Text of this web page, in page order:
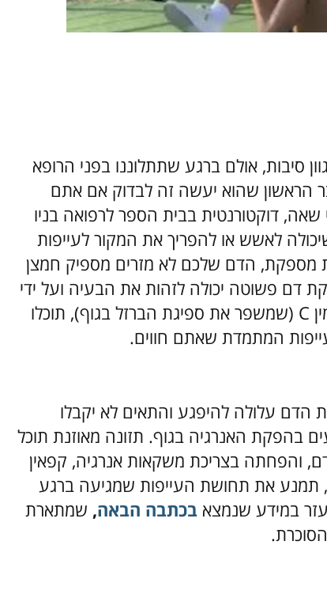
00:00 01:04
סיבות, אולם ברגע שתתלוננו בפני הרופא
שהוא יעשה זה לבדוק אם אתם
דוקטורנטית בבית הספר לרפואה בניו
לאשש או להפריך את המקור לעייפות
מספקת, הדם שלכם לא מזרים מספיק חמצן
דם פשוטה יכולה לזהות את הבעיה ועל ידי
ובוויטמין C (שמשפר את ספיגת הברזל בגוף), תוכלו
המתמדת שאתם חווים.
הדם עלולה להיפגע והתאים לא יקבלו
בהפקת האנרגיה בגוף. תזונה מאוזנת תוכל
והפחתה בצריכת משקאות אנרגיה, קפאין
תמנע את תחושת העייפות שמגיעה ברגע
במידע שנמצא בכתבה הבאה, שמתארת